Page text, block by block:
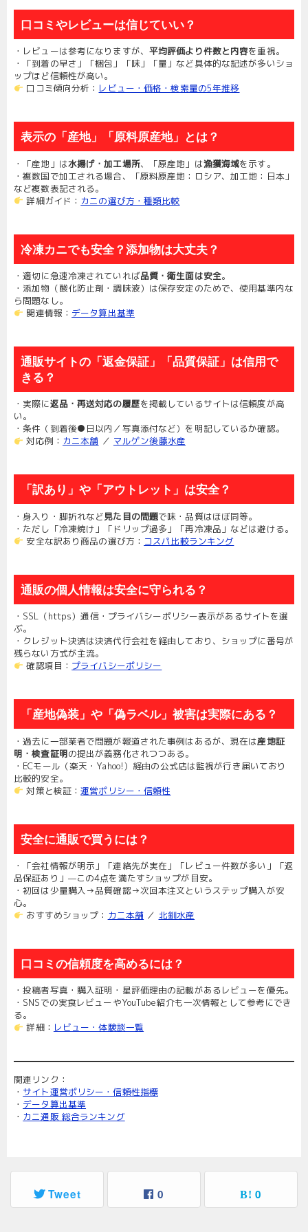
口コミやレビューは信じていい？
・レビューは参考になりますが、 平均評価より件数と内容を重視。
・「到着の早さ」「梱包」「味」「量」など具体的な記述が多いショ
ップほど信頼性が高い。
口コミ傾向分析： レビュー・価格・検索量の5年推移
表示の「産地」「原料原産地」とは？
・「産地」は水揚げ・加工場所、「原産地」は漁獲海域を示す。
・複数国で加工される場合、「原料原産地：ロシア、加工地：日本」
など複数表記される。
詳細ガイド： カニの選び方・種類比較
冷凍カニでも安全？添加物は大丈夫？
・適切に急速冷凍されていれば品質・衛生面は安全。
・添加物（酸化防止剤・調味液）は保存安定のためで、使用基準内な
ら問題なし。
関連情報： データ算出基準
通販サイトの「返金保証」「品質保証」は信用で
きる？
・実際に返品・再送対応の履歴を掲載しているサイトは信頼度が高
い。
・条件（到着後●日以内／写真添付など）を明記しているか確認。
対応例： カニ本舗 ／ マルゲン後藤水産
「訳あり」や「アウトレット」は安全？
・身入り・脚折れなど見た目の問題で味・品質はほぼ同等。
・ただし「冷凍焼け」「ドリップ過多」「再冷凍品」などは避ける。
安全な訳あり商品の選び方： コスパ比較ランキング
通販の個人情報は安全に守られる？
・SSL（https）通信・プライバシーポリシー表示があるサイトを選
ぶ。
・クレジット決済は決済代行会社を経由しており、ショップに番号が
残らない方式が主流。
確認項目： プライバシーポリシー
「産地偽装」や「偽ラベル」被害は実際にある？
・過去に一部業者で問題が報道された事例はあるが、現在は産地証
明・検査証明の提出が義務化されつつある。
・ECモール（楽天・Yahoo!）経由の公式店は監視が行き届いており
比較的安全。
対策と検証：運営ポリシー・信頼性
安全に通販で買うには？
・「会社情報が明示」「連絡先が実在」「レビュー件数が多い」「返
品保証あり」—この4点を満たすショップが目安。
・初回は少量購入→品質確認→次回本注文というステップ購入が安
心。
おすすめショップ： カニ本舗 ／ 北釧水産
口コミの信頼度を高めるには？
・投稿者写真・購入証明・星評価理由の記載があるレビューを優先。
・SNSでの実食レビューやYouTube紹介も一次情報として参考にでき
る。
詳細： レビュー・体験談一覧
関連リンク：
・ サイト運営ポリシー・信頼性指標
・ データ算出基準
・ カニ通販 総合ランキング
Tweet 0 0